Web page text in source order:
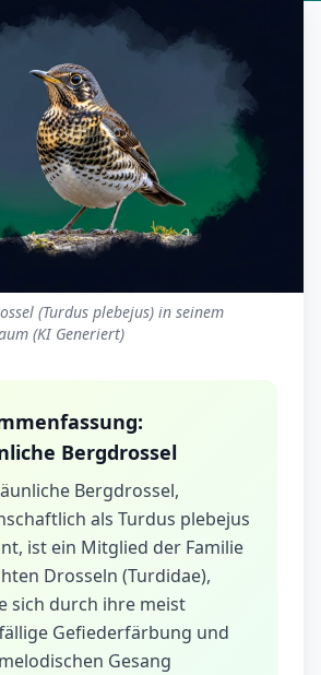
(Turdus plebejus) in seinem
(KI Generiert)
Bergdrossel
Bergdrossel,
als Turdus plebejus
ist ein Mitglied der Familie
Drosseln (Turdidae),
sich durch ihre meist
Gefiederfärbung und
Gesang